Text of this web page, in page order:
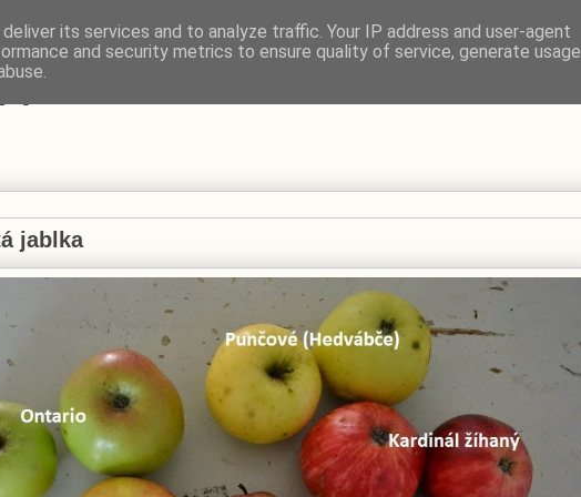
jablka
its services and to analyze traffic. Your IP address and user-agent
and security metrics to ensure quality of service, generate usage